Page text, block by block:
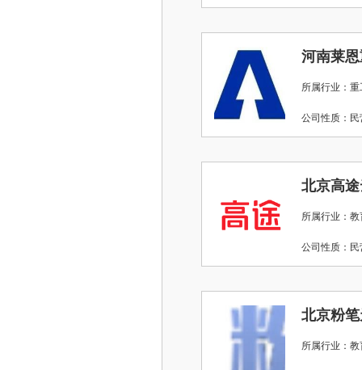
河南莱
所属行业：
公司性质
北京高
所属行业：
公司性质
所属行业：